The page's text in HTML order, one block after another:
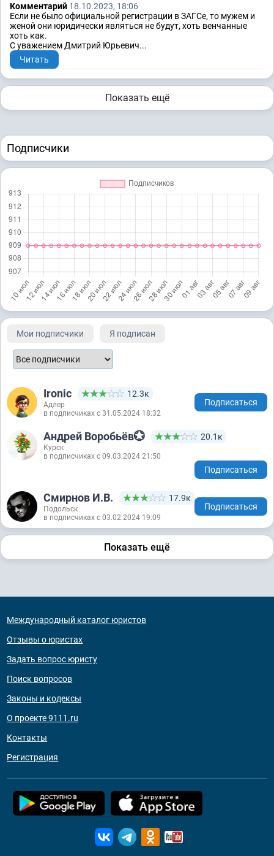
Комментарий 18.10.2023, 18:06
Если не было официальной регистрации в ЗАГСе, то мужем и
женой они юридически являться не будут, хоть венчанные
хоть как.
С уважением Дмитрий Юрьевич...
Читать
Показать ещё
Подписчики
Мои подписчики Я подписан
Ironic 12.3к
Адлер
в подписчиках с 31.05.2024 18:32
Подписаться
Андрей Воробьёв💮 20.1к
Курск
в подписчиках с 09.03.2024 21:50
Подписаться
Смирнов И.В. 17.9к
Подольск
в подписчиках с 03.02.2024 19:09
Подписаться
Показать ещё
Международный каталог юристов
Отзывы о юристах
Задать вопрос юристу
Поиск вопросов
Законы и кодексы
О проекте 9111.ru
Контакты
Регистрация